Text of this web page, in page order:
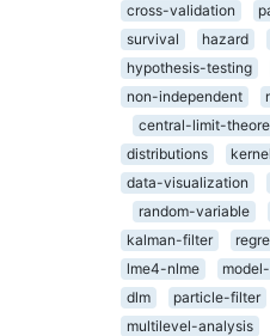
cross-validation
survival
hazard
hypothesis-testing
non-independent
central-limit-
distributions
data-visualization
random-variable
kalman-filter
lme4-nlme
dlm
particle-filter
multilevel-analysis